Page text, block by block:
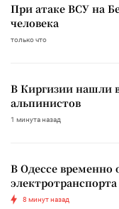
При атаке ВСУ на
человека
только что
В Киргизии нашли
альпинистов
1 минута назад
В Одессе временно
электротранспорта
8 минут назад